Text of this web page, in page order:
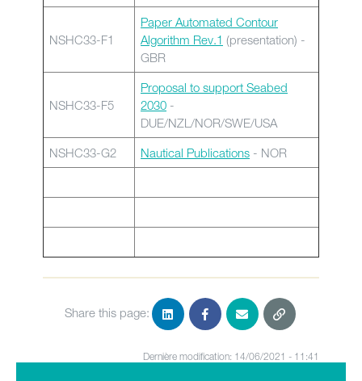
NSHC33-F1
Paper Automated Contour
Algorithm Rev.1 (presentation) -
GBR
NSHC33-F5
Proposal to support Seabed
2030 -
DUE/NZL/NOR/SWE/USA
NSHC33-G2 Nautical Publications - NOR
Share this page:
Dernière modification: 14/06/2021 - 11:41